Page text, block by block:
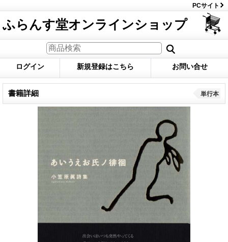
PCサイト
ふらんす堂オンラインショップ
ログイン 新規登録はこちら お問い合せ
書籍詳細 単行本